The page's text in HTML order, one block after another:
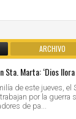
ARCHIVO
Sta. Marta: ‘Dios
de este jueves, el
por la guerra
de pa...